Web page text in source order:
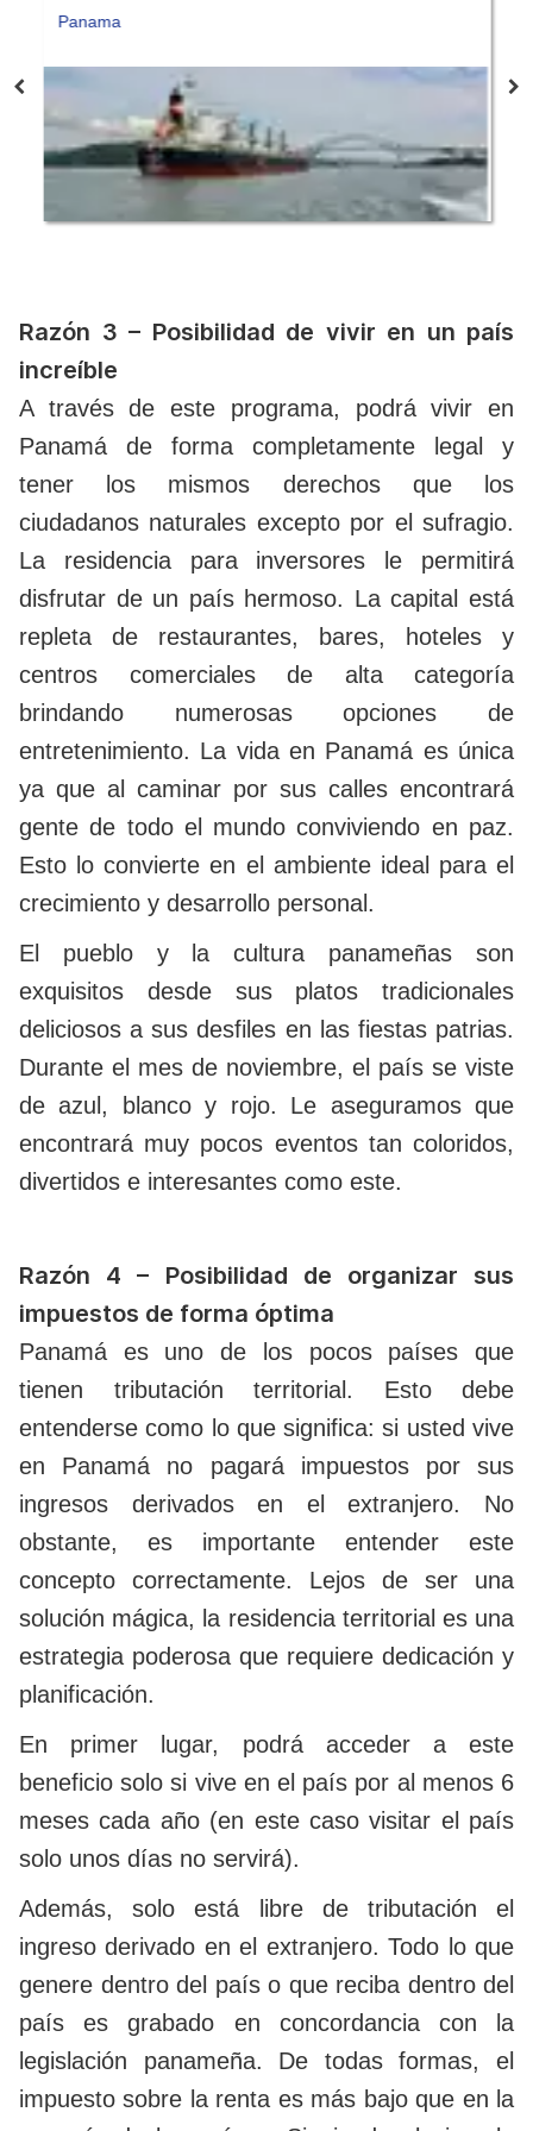
Panama
Razón 3 – Posibilidad de vivir en un país
increíble
A través de este programa, podrá vivir en
Panamá de forma completamente legal y
tener los mismos derechos que los
ciudadanos naturales excepto por el sufragio.
La residencia para inversores le permitirá
disfrutar de un país hermoso. La capital está
repleta de restaurantes, bares, hoteles y
centros comerciales de alta categoría
brindando numerosas opciones de
entretenimiento. La vida en Panamá es única
ya que al caminar por sus calles encontrará
gente de todo el mundo conviviendo en paz.
Esto lo convierte en el ambiente ideal para el
crecimiento y desarrollo personal.
El pueblo y la cultura panameñas son
exquisitos desde sus platos tradicionales
deliciosos a sus desfiles en las fiestas patrias.
Durante el mes de noviembre, el país se viste
de azul, blanco y rojo. Le aseguramos que
encontrará muy pocos eventos tan coloridos,
divertidos e interesantes como este.
Razón 4 – Posibilidad de organizar sus
impuestos de forma óptima
Panamá es uno de los pocos países que
tienen tributación territorial. Esto debe
entenderse como lo que significa: si usted vive
en Panamá no pagará impuestos por sus
ingresos derivados en el extranjero. No
obstante, es importante entender este
concepto correctamente. Lejos de ser una
solución mágica, la residencia territorial es una
estrategia poderosa que requiere dedicación y
planificación.
En primer lugar, podrá acceder a este
beneficio solo si vive en el país por al menos 6
meses cada año (en este caso visitar el país
solo unos días no servirá).
Además, solo está libre de tributación el
ingreso derivado en el extranjero. Todo lo que
genere dentro del país o que reciba dentro del
país es grabado en concordancia con la
legislación panameña. De todas formas, el
impuesto sobre la renta es más bajo que en la